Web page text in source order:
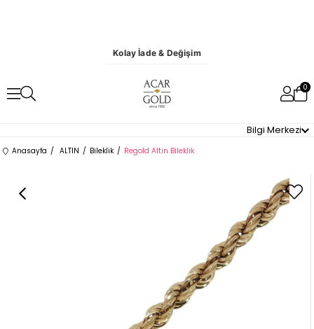
Kolay İade & Değişim
0
Bilgi Merkezi
Anasayfa ALTIN Bileklik Regold Altın Bileklik